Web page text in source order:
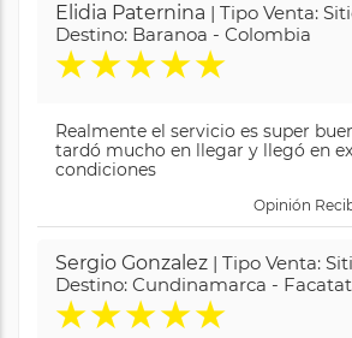
Elidia Paternina | Tipo Venta:
Destino: Baranoa - Colombia
★★★★★
Realmente el servicio es super
tardó mucho en llegar y llegó en
condiciones
Opinión
Sergio Gonzalez | Tipo Venta:
Destino: Cundinamarca -
★★★★★